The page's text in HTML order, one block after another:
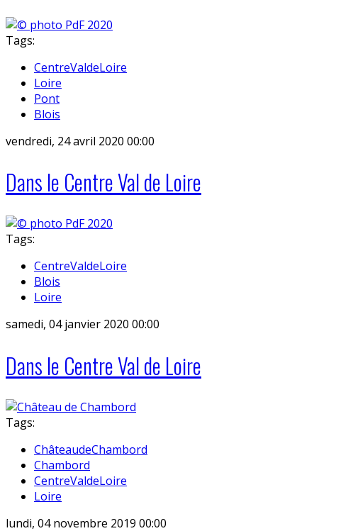
Tags:
CentreValdeLoire
Loire
Pont
Blois
vendredi, 24 avril 2020 00:00
Dans le Centre Val de Loire
Tags:
CentreValdeLoire
Blois
Loire
samedi, 04 janvier 2020 00:00
Dans le Centre Val de Loire
Tags:
ChâteaudeChambord
Chambord
CentreValdeLoire
Loire
lundi, 04 novembre 2019 00:00